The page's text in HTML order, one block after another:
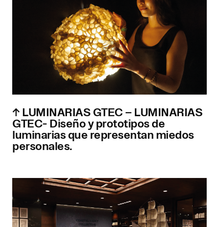
↑ LUMINARIAS GTEC – LUMINARIAS
GTEC- Diseño y prototipos de
luminarias que representan miedos
personales.